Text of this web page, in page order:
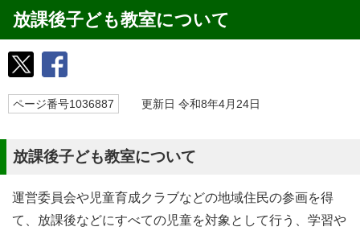
放課後子ども教室について
ページ番号1036887 更新日 令和8年4月24日
放課後子ども教室について
運営委員会や児童育成クラブなどの地域住民の参画を得
て、放課後などにすべての児童を対象として行う、学習や